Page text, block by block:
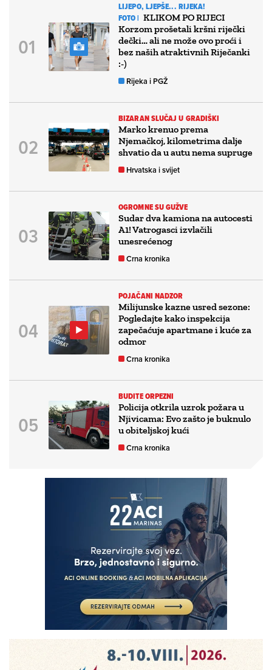
LIJEPO, LJEPŠE... RIJEKA!
FOTO | KLIKOM PO RIJECI
Korzom prošetali kršni riječki
dečki… ali ne može ovo proći i
bez naših atraktivnih Riječanki
:-)
Rijeka i PGŽ
BIZARAN SLUČAJ U GRADIŠKI
Marko krenuo prema
Njemačkoj, kilometrima dalje
shvatio da u autu nema supruge
Hrvatska i svijet
OGROMNE SU GUŽVE
Sudar dva kamiona na autocesti
A1! Vatrogasci izvlačili
unesrećenog
Crna kronika
POJAČANI NADZOR
Milijunske kazne usred sezone:
Pogledajte kako inspekcija
zapečaćuje apartmane i kuće za
odmor
Crna kronika
BUDITE ORPEZNI
Policija otkrila uzrok požara u
Njivicama: Evo zašto je buknulo
u obiteljskoj kući
Crna kronika